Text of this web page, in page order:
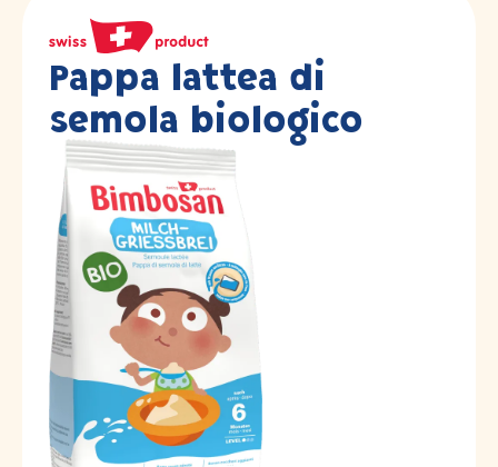
Pappa lattea di
semola biologico